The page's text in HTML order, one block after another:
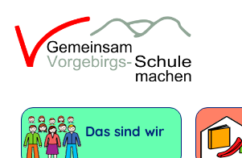
Inhalt
springen
Vorgebirgsschule
mit
dem
Das sind wir